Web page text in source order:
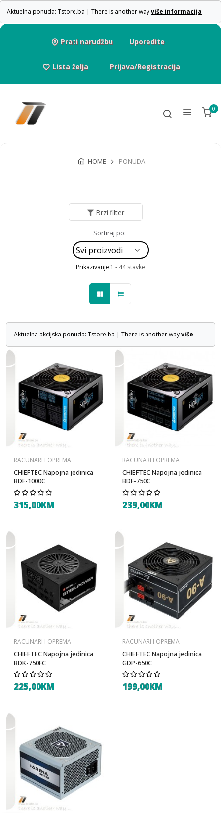
Aktuelna ponuda: Tstore.ba | There is another wayviše informacija
Prati narudžbu Uporedite
Lista želja Prijava/Registracija
0
HOME PONUDA
Brzi filter
Sortiraj po:
Prikazivanje:1 - 44 stavke
Aktuelna akcijska ponuda: Tstore.ba | There is another wayviše
RACUNARI I OPREMA
CHIEFTEC Napojna jedinica
BDF-1000C
315,00KM
RACUNARI I OPREMA
CHIEFTEC Napojna jedinica
BDF-750C
239,00KM
RACUNARI I OPREMA
CHIEFTEC Napojna jedinica
BDK-750FC
225,00KM
RACUNARI I OPREMA
CHIEFTEC Napojna jedinica
GDP-650C
199,00KM